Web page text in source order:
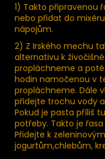
1) Takto připravenou
nebo přidat do
nápojům.
2) Z Irského mechu
alternativu k
propláchneme a
hodin namočenou v
propláchneme. Dále
přidejte trochu vody
Pokud je pasta příliš
potřeby. Takto je
Přidejte k
jogurtům,chlebům,